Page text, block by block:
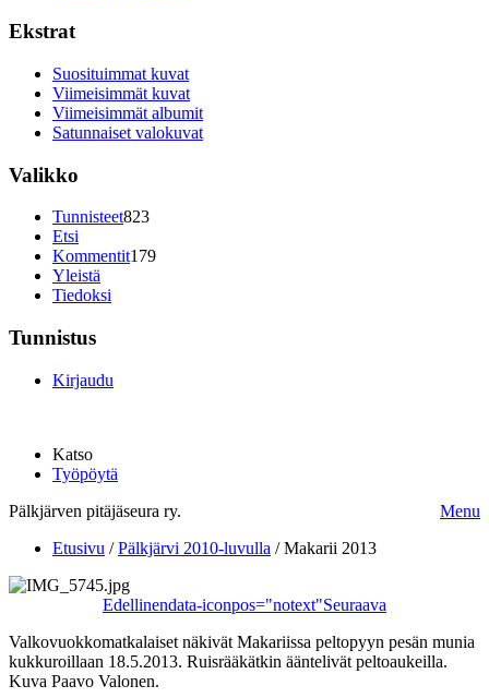
Ekstrat
Suosituimmat kuvat
Viimeisimmät kuvat
Viimeisimmät albumit
Satunnaiset valokuvat
Valikko
Tunnisteet823
Etsi
Kommentit179
Yleistä
Tiedoksi
Tunnistus
Kirjaudu
Katso
Työpöytä
Pälkjärven pitäjäseura ry.
Menu
Etusivu /Pälkjärvi 2010-luvulla /Makarii 2013
Edellinendata-iconpos="notext"Seuraava
Valkovuokkomatkalaiset näkivät Makariissa peltopyyn pesän munia
kukkuroillaan 18.5.2013. Ruisrääkätkin ääntelivät peltoaukeilla.
Kuva Paavo Valonen.